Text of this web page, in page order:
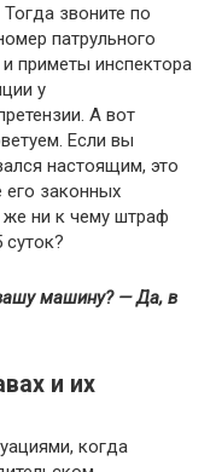
звоните по
патрульного
приметы инспектора
у
А вот
Если вы
настоящим, это
его законных
ни к чему штраф
машину? — Да, в
и их
когда